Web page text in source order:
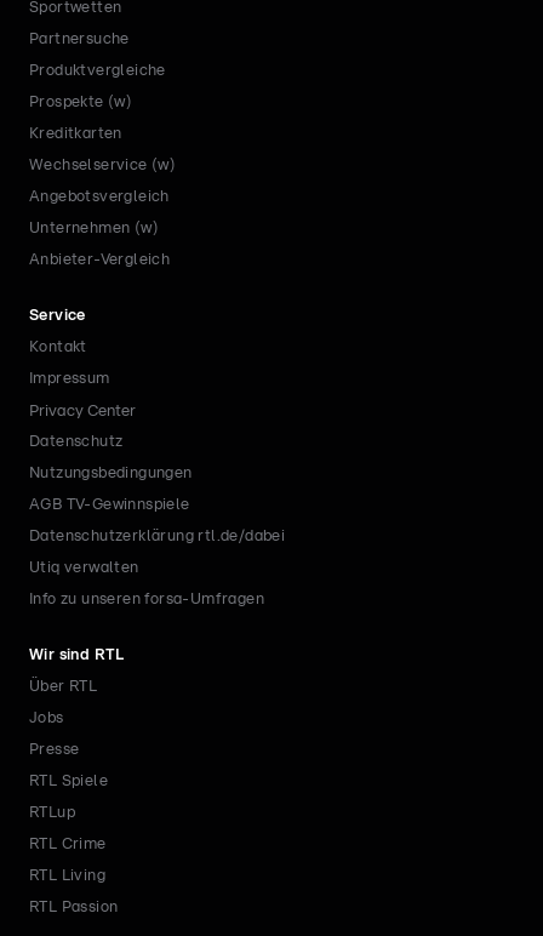
Sportwetten
Partnersuche
Produktvergleiche
Prospekte (w)
Kreditkarten
Wechselservice (w)
Angebotsvergleich
Unternehmen (w)
Anbieter-Vergleich
Service
Kontakt
Impressum
Privacy Center
Datenschutz
Nutzungsbedingungen
AGB TV-Gewinnspiele
Datenschutzerklärung rtl.de/dabei
Utiq verwalten
Info zu unseren forsa-Umfragen
Wir sind RTL
Über RTL
Jobs
Presse
RTL Spiele
RTLup
RTL Crime
RTL Living
RTL Passion